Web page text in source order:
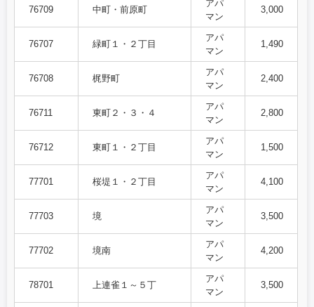
76709 中町・前原町
アパ
マン
3,000
76707 緑町１・２丁目
アパ
マン
1,490
76708 梶野町
アパ
マン
2,400
76711 東町２・３・４
アパ
マン
2,800
76712 東町１・２丁目
アパ
マン
1,500
77701 桜堤１・２丁目
アパ
マン
4,100
77703 境
アパ
マン
3,500
77702 境南
アパ
マン
4,200
78701 上連雀１～５丁
アパ
マン
3,500